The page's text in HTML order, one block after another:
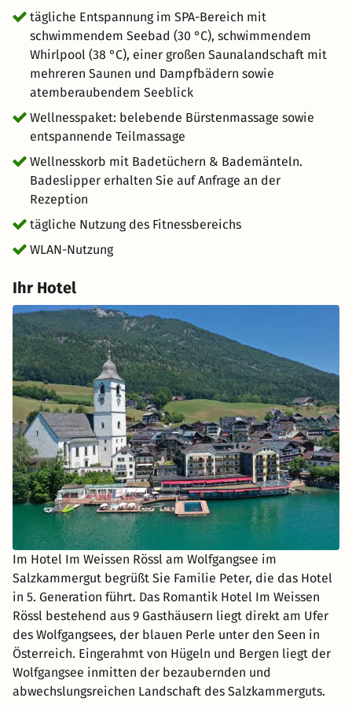
tägliche Entspannung im SPA-Bereich mit
schwimmendem Seebad (30 °C), schwimmendem
Whirlpool (38 °C), einer großen Saunalandschaft mit
mehreren Saunen und Dampfbädern sowie
atemberaubendem Seeblick
Wellnesspaket: belebende Bürstenmassage sowie
entspannende Teilmassage
Wellnesskorb mit Badetüchern & Bademänteln.
Badeslipper erhalten Sie auf Anfrage an der
Rezeption
tägliche Nutzung des Fitnessbereichs
WLAN-Nutzung
Ihr Hotel
Im Hotel Im Weissen Rössl am Wolfgangsee im
Salzkammergut begrüßt Sie Familie Peter, die das Hotel
in 5. Generation führt. Das Romantik Hotel Im Weissen
Rössl bestehend aus 9 Gasthäusern liegt direkt am Ufer
des Wolfgangsees, der blauen Perle unter den Seen in
Österreich. Eingerahmt von Hügeln und Bergen liegt der
Wolfgangsee inmitten der bezaubernden und
abwechslungsreichen Landschaft des Salzkammerguts.